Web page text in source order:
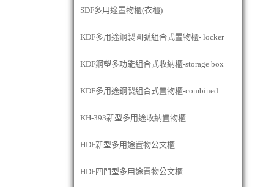
SDF多用途置物櫃(衣櫃)
KDF多用途鋼製圓弧組合式置物櫃- locker
KDF鋼塑多功能組合式收納櫃-storage box
KDF多用途鋼製組合式置物櫃-combined
KH-393新型多用途收納置物櫃
HDF新型多用途置物公文櫃
HDF四門型多用途置物公文櫃